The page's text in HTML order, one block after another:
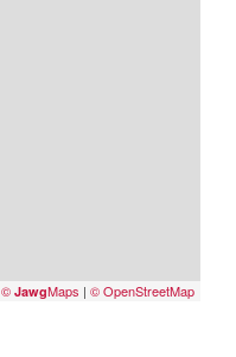
© JawgMaps | © OpenStreetMap